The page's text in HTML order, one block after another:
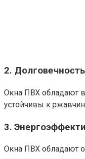
2. Долговечность
Окна ПВХ обладают
устойчивы к
3.
Окна ПВХ обладают